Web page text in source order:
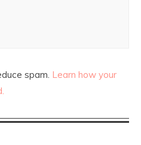
spam. Learn how your